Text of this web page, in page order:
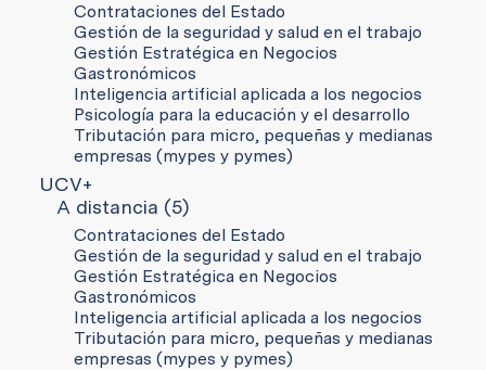
Contrataciones del Estado
Gestión de la seguridad y salud en el trabajo
Gestión Estratégica en Negocios
Gastronómicos
Inteligencia artificial aplicada a los negocios
Psicología para la educación y el desarrollo
Tributación para micro, pequeñas y medianas
empresas (mypes y pymes)
UCV+
A distancia (5)
Contrataciones del Estado
Gestión de la seguridad y salud en el trabajo
Gestión Estratégica en Negocios
Gastronómicos
Inteligencia artificial aplicada a los negocios
Tributación para micro, pequeñas y medianas
empresas (mypes y pymes)